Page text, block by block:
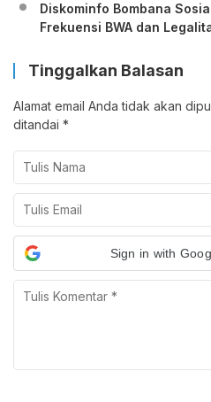
Diskominfo Bombana
Frekuensi BWA dan
Tinggalkan Balasan
Alamat email Anda tidak akan
ditandai *
Sign in with